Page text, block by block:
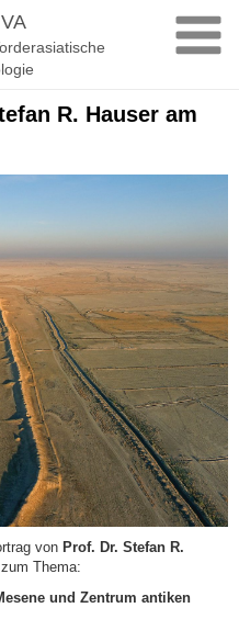
R. Hauser am
von Prof. Dr. Stefan R.
zum Thema:
und Zentrum antiken